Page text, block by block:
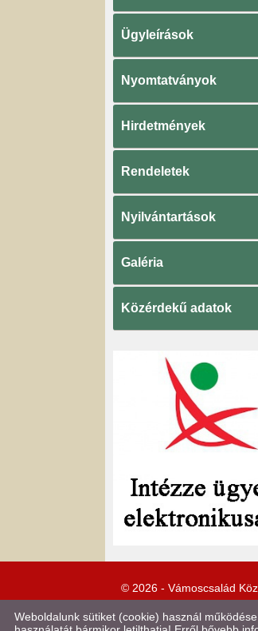
Ügyleírások
Nyomtatványok
Hirdetmények
Rendeletek
Nyilvántartások
Galéria
Közérdekű adatok
© 2026 - Vámoscsalád
Weboldalunk sütiket (cookie) használ